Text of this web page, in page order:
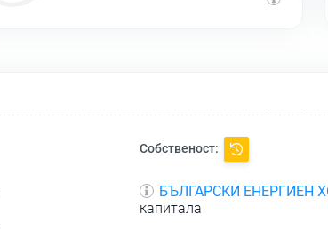
Собственост:
БЪЛГАРСКИ ЕНЕРГИЕН
капитала